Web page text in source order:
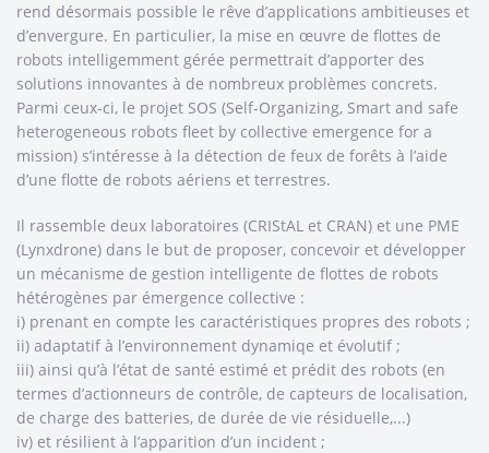
rend désormais possible le rêve d’applications ambitieuses et
d’envergure. En particulier, la mise en œuvre de flottes de
robots intelligemment gérée permettrait d’apporter des
solutions innovantes à de nombreux problèmes concrets.
Parmi ceux-ci, le projet SOS (Self-Organizing, Smart and safe
heterogeneous robots fleet by collective emergence for a
mission) s’intéresse à la détection de feux de forêts à l’aide
d’une flotte de robots aériens et terrestres.
Il rassemble deux laboratoires (CRIStAL et CRAN) et une PME
(Lynxdrone) dans le but de proposer, concevoir et développer
un mécanisme de gestion intelligente de flottes de robots
hétérogènes par émergence collective :
i) prenant en compte les caractéristiques propres des robots ;
ii) adaptatif à l’environnement dynamiqe et évolutif ;
iii) ainsi qu’à l’état de santé estimé et prédit des robots (en
termes d’actionneurs de contrôle, de capteurs de localisation,
de charge des batteries, de durée de vie résiduelle,...)
iv) et résilient à l’apparition d’un incident ;